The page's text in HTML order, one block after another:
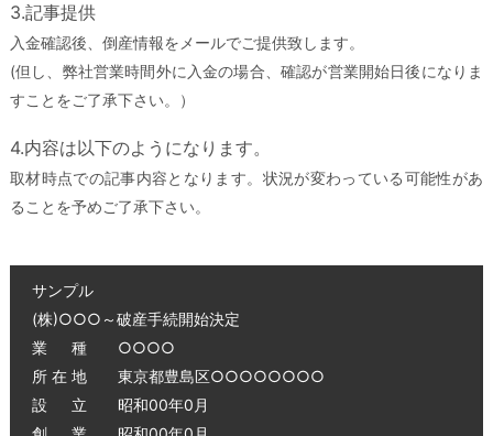
3.記事提供
入金確認後、倒産情報をメールでご提供致します。
(但し、弊社営業時間外に入金の場合、確認が営業開始日後になりま
すことをご了承下さい。）
4.内容は以下のようになります。
取材時点での記事内容となります。状況が変わっている可能性があ
ることを予めご了承下さい。
サンプル
(株)○○○～破産手続開始決定
業 種 ○○○○
所 在 地 東京都豊島区○○○○○○○○
設 立 昭和00年0月